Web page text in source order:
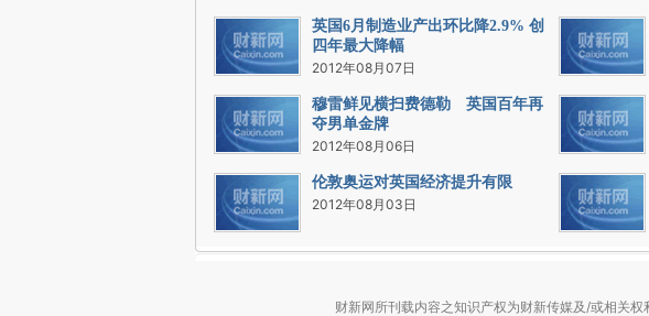
英国6月制造业产出环比降2.9% 创
四年最大降幅
2012年08月07日
穆雷鲜见横扫费德勒 英国百年再
夺男单金牌
2012年08月06日
伦敦奥运对英国经济提升有限
2012年08月03日
财新网所刊载内容之知识产权为财新传媒及/或相关